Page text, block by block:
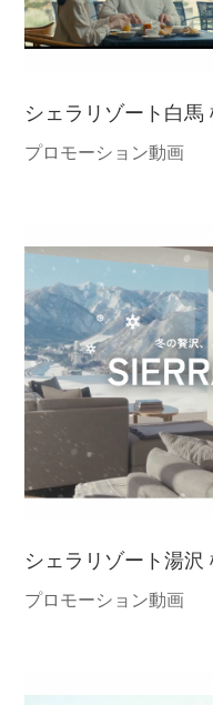
シェラリゾート白馬
プロモーション動画
シェラリゾート湯沢
プロモーション動画